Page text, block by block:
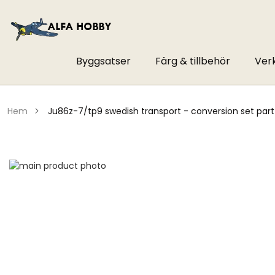
Byggsatser Färg & tillbehör
hem ju86z-7/tp9 swedish transport - conversion set part
Hoppa